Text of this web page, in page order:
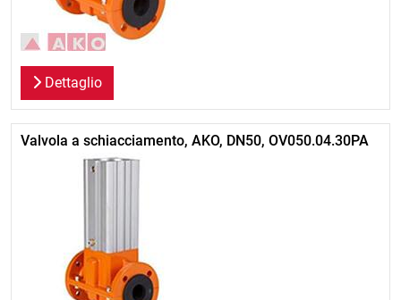
Dettaglio
Valvola a schiacciamento, AKO, DN50, OV050.04.30PA